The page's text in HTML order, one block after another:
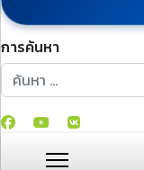
การค้นหา
การค้นหา